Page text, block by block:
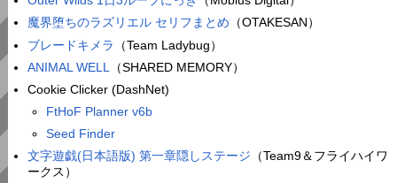
魔界堕ちのラズリエル セリフまとめ （OTAKESAN）
ブレードキメラ （Team Ladybug）
ANIMAL WELL
（SHARED MEMORY）
Cookie Clicker (DashNet)
FtHoF Planner v6b
Seed Finder
文字遊戯(日本語版) 第一章隠しステージ （Team9＆フライハイワ
ークス）